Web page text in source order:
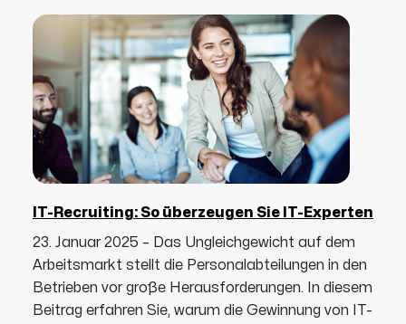
IT-Recruiting: So überzeugen Sie IT-Experten
23. Januar 2025 – Das Ungleichgewicht auf dem
Arbeitsmarkt stellt die Personalabteilungen in den
Betrieben vor große Herausforderungen. In diesem
Beitrag erfahren Sie, warum die Gewinnung von IT-